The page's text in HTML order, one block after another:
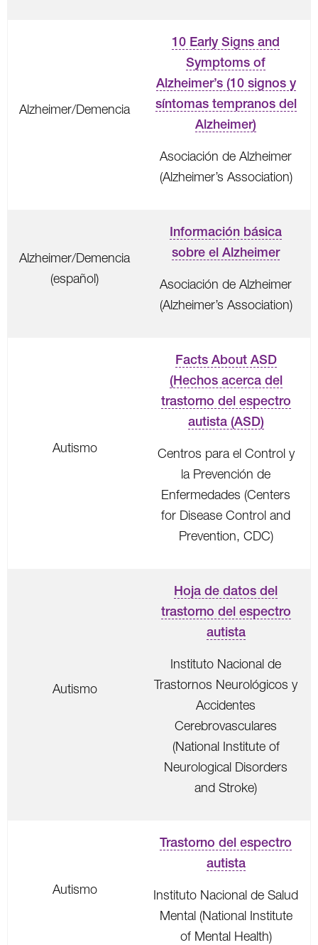
Alzheimer/Demencia
10 Early Signs and
Symptoms of
Alzheimer’s (10 signos y
síntomas tempranos del
Alzheimer)
Asociación de Alzheimer
(Alzheimer’s Association)
Alzheimer/Demencia
(español)
Información básica
sobre el Alzheimer
Asociación de Alzheimer
(Alzheimer’s Association)
Autismo
Facts About ASD
(Hechos acerca del
trastorno del espectro
autista (ASD)
Centros para el Control y
la Prevención de
Enfermedades (Centers
for Disease Control and
Prevention, CDC)
Autismo
Hoja de datos del
trastorno del espectro
autista
Instituto Nacional de
Trastornos Neurológicos y
Accidentes
Cerebrovasculares
(National Institute of
Neurological Disorders
and Stroke)
Autismo
Trastorno del espectro
autista
Instituto Nacional de Salud
Mental (National Institute
of Mental Health)